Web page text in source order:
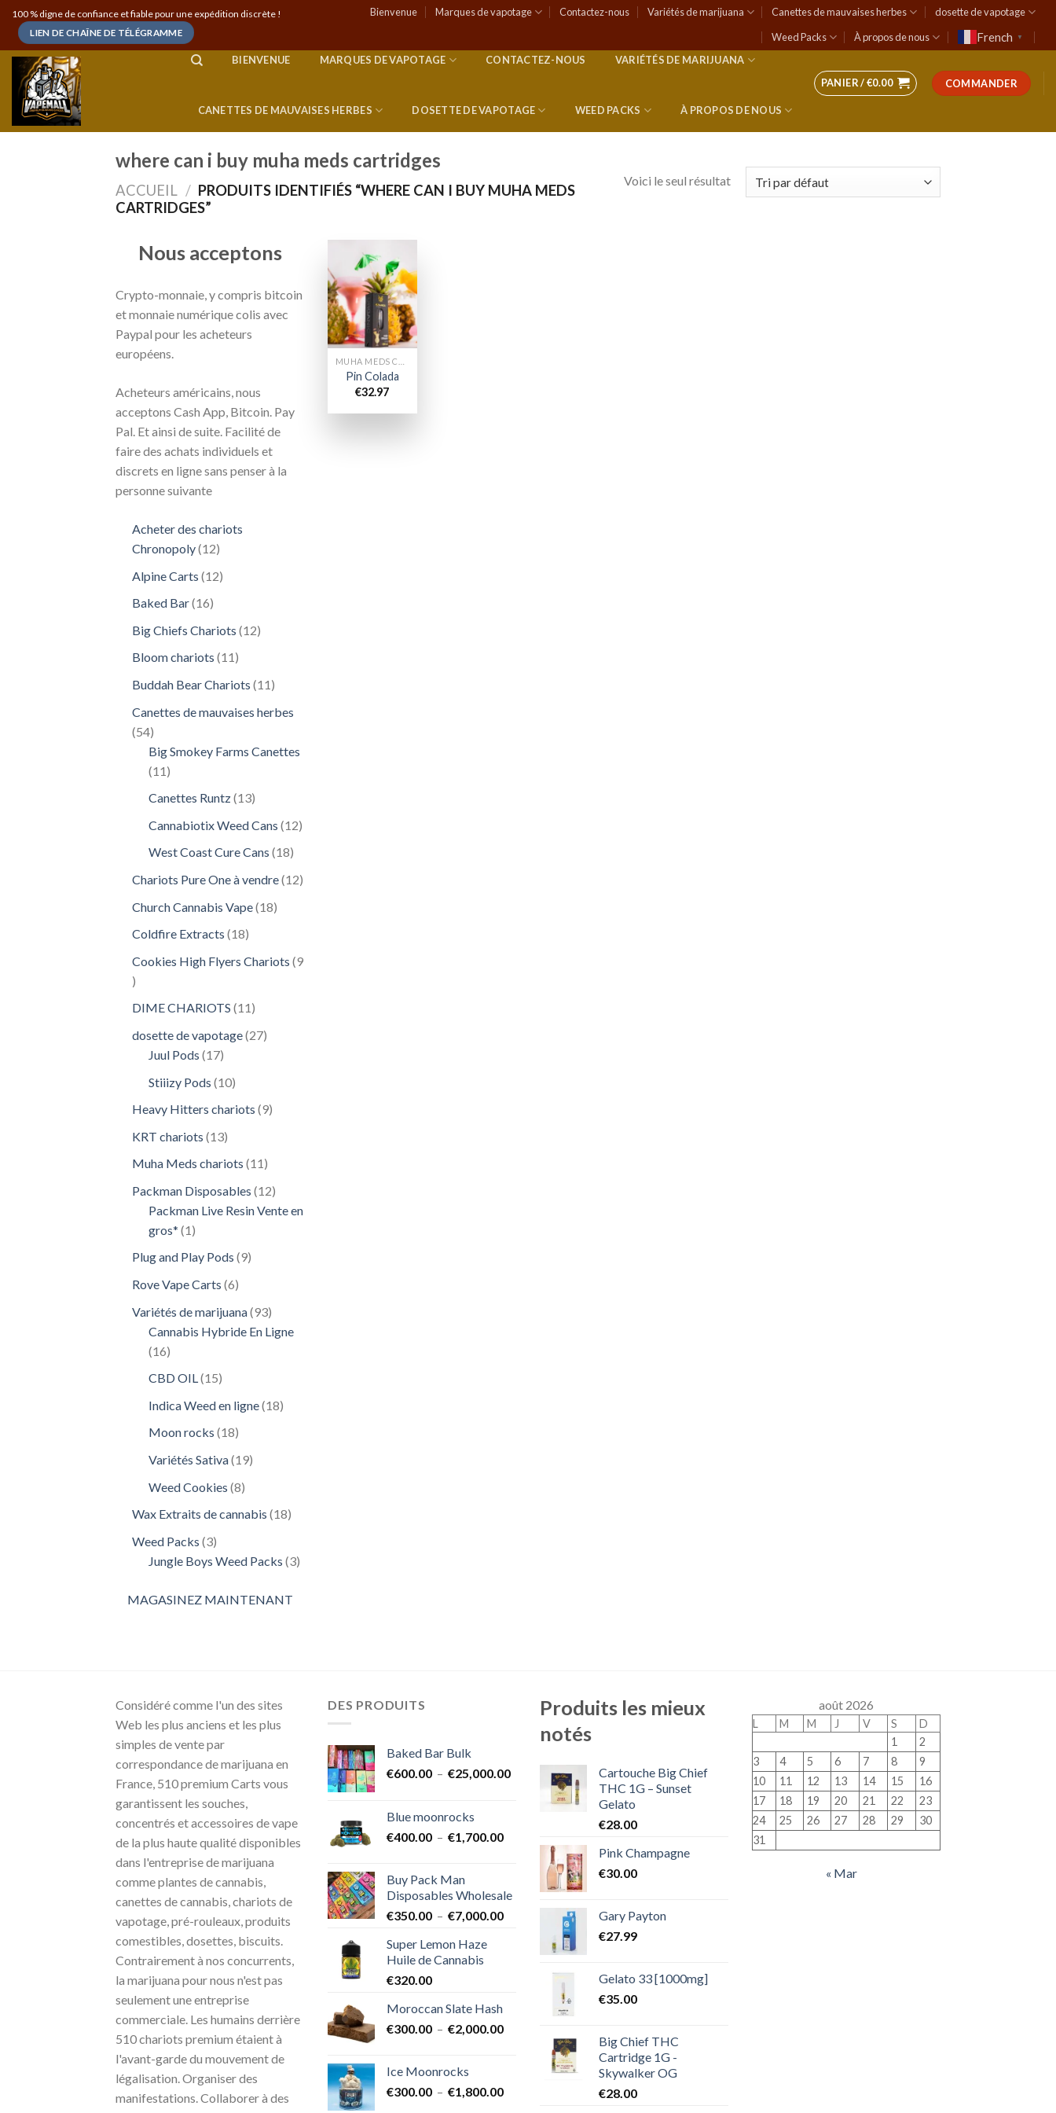
Skip
content
100 % digne de confiance et fiable pour une expédition discrète !
LIEN DE CHAÎNE DE TÉLÉGRAMME
Bienvenue Marques de vapotage Contactez-nous Variétés de marijuana Canettes de mauvaises herbes
dosette de vapotage
Weed Packs
À propos de nous French ▼
BIENVENUE MARQUES DE VAPOTAGE CONTACTEZ-NOUS VARIÉTÉS DE MARIJUANA
CANETTES DE MAUVAISES HERBES DOSETTE DE VAPOTAGE WEED PACKS À PROPOS DE NOUS
PANIER /€0.00 COMMANDER
where can i buy muha meds cartridges
ACCUEIL / PRODUITS IDENTIFIÉS “WHERE CAN I BUY MUHA MEDS
CARTRIDGES”
Voici le seul résultat
Nous acceptons
Crypto-monnaie, y compris bitcoin
et monnaie numérique colis avec
Paypal pour les acheteurs
européens.
Acheteurs américains, nous
acceptons Cash App, Bitcoin. Pay
Pal. Et ainsi de suite. Facilité de
faire des achats individuels et
discrets en ligne sans penser à la
personne suivante
Acheter des chariots
Chronopoly 1212
Alpine Carts 1212
Baked Bar 1616
Big Chiefs Chariots 1212
Bloom chariots 1111
Buddah Bear Chariots 1111
Canettes de mauvaises herbes
5454
produits
Big Smokey Farms Canettes
11 11
Canettes Runtz 1313
Cannabiotix Weed Cans 1212
West Coast Cure Cans 1818
Chariots Pure One à vendre 1212
Church Cannabis Vape 1818
Coldfire Extracts 1818
Cookies High Flyers Chariots 9
9
DIME CHARIOTS 1111
dosette de vapotage 2727
Juul Pods 1717
Stiiizy Pods 1010
Heavy Hitters chariots 99
KRT chariots 1313
Muha Meds chariots 1111
Packman Disposables 1212
produits
Packman Live Resin Vente en
gros* 11
Plug and Play Pods 99
Rove Vape Carts 66
Variétés de marijuana 9393
produits
Cannabis Hybride En Ligne
1616
CBD OIL 1515
Indica Weed en ligne 1818
Moon rocks 1818
Variétés Sativa 1919
Weed Cookies 88
Wax Extraits de cannabis 1818
Weed Packs 33
produits
Jungle Boys Weed Packs 33
MAGASINEZ MAINTENANT
Add to
wishlist
Pin Colada
€32.97
Considéré comme l'un des sites
Web les plus anciens et les plus
simples de vente par
correspondance de marijuana en
France, 510 premium Carts vous
garantissent les souches,
concentrés et accessoires de vape
de la plus haute qualité disponibles
dans l'entreprise de marijuana
comme plantes de cannabis,
canettes de cannabis, chariots de
vapotage, pré-rouleaux, produits
comestibles, dosettes, biscuits.
Contrairement à nos concurrents,
la marijuana pour nous n'est pas
seulement une entreprise
commerciale. Les humains derrière
510 chariots premium étaient à
l'avant-garde du mouvement de
légalisation. Organiser des
manifestations. Collaborer à des
DES PRODUITS
Baked Bar Bulk
€600.00 – €25,000.00Plage
€25,000.00
Blue moonrocks
€400.00 – €1,700.00Plage
€400.00
à
€1,700.00
Buy Pack Man
Disposables Wholesale
€350.00 – €7,000.00Plage
Super Lemon Haze
Huile de Cannabis
€320.00
Moroccan Slate Hash
€300.00 – €2,000.00Plage
à
Ice Moonrocks
€300.00 – €1,800.00Plage
Produits les mieux
notés
Cartouche Big Chief
THC 1G – Sunset
Gelato
€28.00
Pink Champagne
€30.00
Gary Payton
€27.99
Gelato 33 [1000mg]
€35.00
Big Chief THC
Cartridge 1G -
Skywalker OG
€28.00
août 2026
L M M J V S
D
1
2
3
4 5 6 7 8
9
10
11 12 13 14 15
16
17
18 19 20 21 22
23
24
25 26 27 28 29
30
31
« Mar